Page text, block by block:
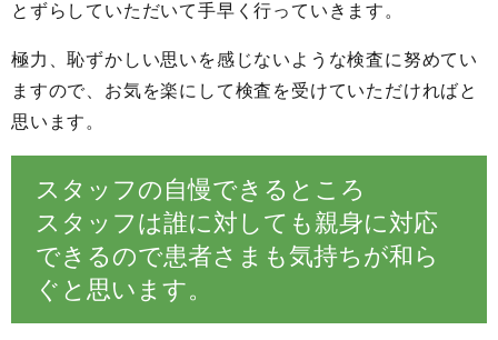
とずらしていただいて手早く行っていきます。
極力、恥ずかしい思いを感じないような検査に努めてい
ますので、お気を楽にして検査を受けていただければと
思います。
スタッフの自慢できるところ
スタッフは誰に対しても親身に対応
できるので患者さまも気持ちが和ら
ぐと思います。